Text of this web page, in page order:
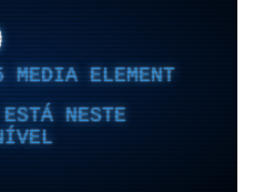
MEDIA ELEMENT
NESTE